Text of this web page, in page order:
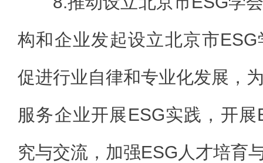
构和企业发起设立北京市
促进行业自律和专业化发展，
服务企业开展ESG实践，开
究与交流，加强ESG人才培育